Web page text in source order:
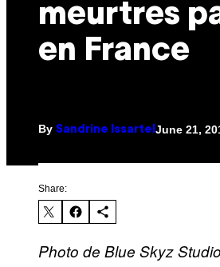
meurtres
en France
By Sandrine Issartel June 21,
Share:
Photo de Blue Skyz